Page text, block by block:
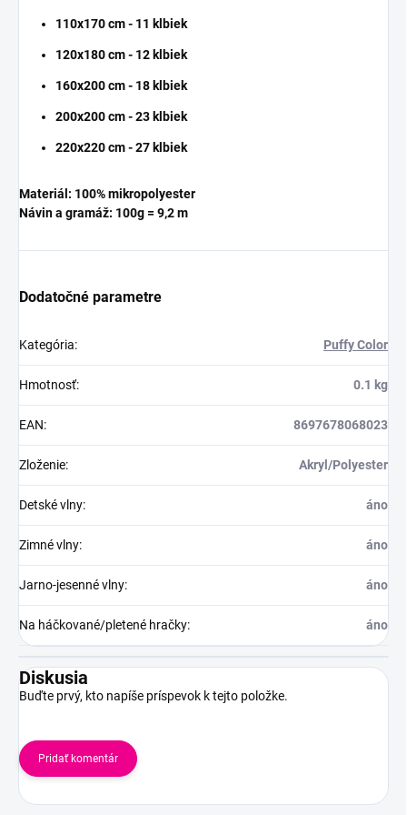
110x170 cm - 11 klbiek
120x180 cm - 12 klbiek
160x200 cm - 18 klbiek
200x200 cm - 23 klbiek
220x220 cm - 27 klbiek
Materiál: 100%mikropolyester
Návin a gramáž: 100g = 9,2 m
Dodatočné parametre
Kategória: Puffy Color
Hmotnosť: 0.1 kg
EAN: 8697678068023
Zloženie: Akryl/Polyester
Detské vlny: áno
Zimné vlny: áno
Jarno-jesenné vlny: áno
Na háčkované/pletené hračky: áno
Diskusia
Buďte prvý, kto napíše príspevok k tejto položke.
Pridať komentár